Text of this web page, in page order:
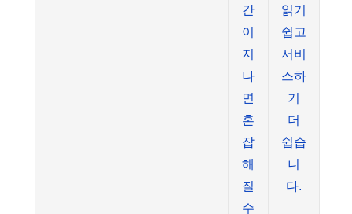
간
이
지
나
면
혼
잡
해
질
수
읽기
쉽고
서비
스하
기
더
쉽습
니
다.